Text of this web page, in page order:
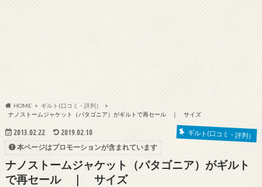
HOME
ギルト(口コミ・評判）
ナノストームジャケット（パタゴニア）がギルトで再セール ｜ サイズ
2013.02.22 2019.02.10 ギルト(口コミ・評判）
本ページはプロモーションが含まれています
ナノストームジャケット（パタゴニア）がギルト
で再セール ｜ サイズ